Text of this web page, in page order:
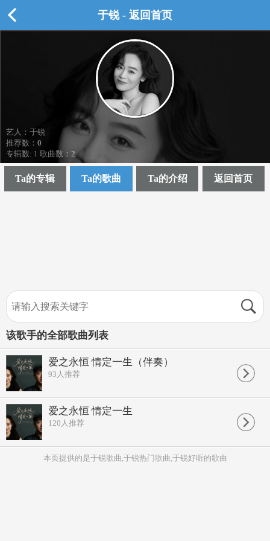
于锐 - 返回首页
艺人：于锐
推荐数： 0
专辑数: 1 歌曲数：2
Ta的专辑 Ta的歌曲 Ta的介绍 返回首页
该歌手的全部歌曲列表
爱之永恒 情定一生（伴奏）
93 人推荐
爱之永恒 情定一生
120 人推荐
本页提供的是于锐歌曲,于锐热门歌曲,于锐好听的歌曲